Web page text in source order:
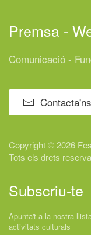
Premsa -
Comunicació -
Contacta'ns
Copyright © 2026
Tots els drets
Subscriu-te
Apunta't a la nostra
activitats culturals